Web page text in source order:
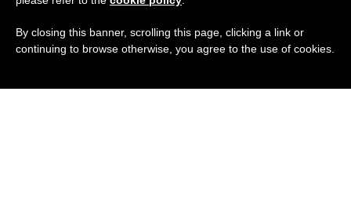
By closing this banner, scrolling this page, clicking a link or
continuing to browse otherwise, you agree to the use of cookies.